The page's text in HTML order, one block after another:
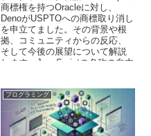
商標権を持つOracleに対し、
DenoがUSPTOへの商標取り消し
を申立てました。その背景や根
拠、コミュニティからの反応、
そして今後の展望について解説
します。JavaScriptの名称の自由
プログラミング